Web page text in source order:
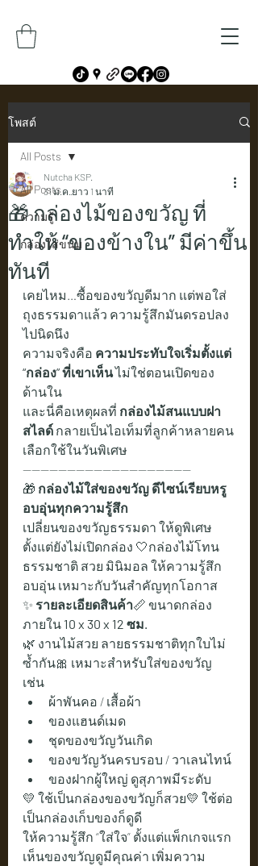
โพสต์
All Posts
ความรู้
กล่องใส่ขนม
All Posts
🎁 กล่องไม้ของขวัญ ที่
ทำให้ “ของข้างใน” มีค่าขึ้น
ทันที
Nutcha KSP.
31 ม.ค. ยาว 1 นาที
เคยไหม…ซื้อของขวัญดีมาก แต่พอใส่
ถุงธรรมดาแล้ว ความรู้สึกมันดรอปลง
ไปนิดนึง
ความจริงคือ ความประทับใจเริ่มตั้งแต่
“กล่อง” ที่เขาเห็น ไม่ใช่ตอนเปิดของ
ด้านใน
และนี่คือเหตุผลที่ กล่องไม้สนแบบฝา
สไลด์ กลายเป็นไอเท็มที่ลูกค้าหลายคน
เลือกใช้ในวันพิเศษ
--------------------------------------
🎁 กล่องไม้ใส่ของขวัญ ดีไซน์เรียบหรู
อบอุ่นทุกความรู้สึก
เปลี่ยนของขวัญธรรมดา ให้ดูพิเศษ
ตั้งแต่ยังไม่เปิดกล่อง 🤍กล่องไม้โทน
ธรรมชาติ สวย มินิมอล ให้ความรู้สึก
อบอุ่น เหมาะกับวันสำคัญทุกโอกาส
✨ รายละเอียดสินค้า📏 ขนาดกล่อง
ภายใน 10 x 30 x 12 ซม.
🌿 งานไม้สวย ลายธรรมชาติทุกใบไม่
ซ้ำกัน🎀 เหมาะสำหรับใส่ของขวัญ
เช่น
ผ้าพันคอ / เสื้อผ้า
ของแฮนด์เมด
ชุดของขวัญวันเกิด
ของขวัญวันครบรอบ / วาเลนไทน์
ของฝากผู้ใหญ่ ดูสุภาพมีระดับ
💛 ใช้เป็นกล่องของขวัญก็สวย💛 ใช้ต่อ
เป็นกล่องเก็บของก็ดูดี
ให้ความรู้สึก “ใส่ใจ” ตั้งแต่แพ็กเกจแรก
เห็นของขวัญดูมีคุณค่า เพิ่มความ